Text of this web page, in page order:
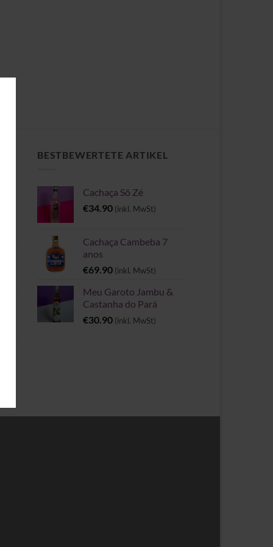
BESTBEWERTETE ARTIKEL
Cachaça Sô Zé
€34.90 (inkl. MwSt)
Cachaça Cambeba 7
anos
€69.90 (inkl. MwSt)
Meu Garoto Jambu &
Castanha do Pará
€30.90 (inkl. MwSt)